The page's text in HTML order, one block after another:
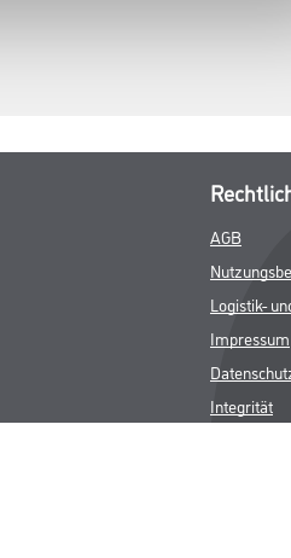
AGB
Logistik-
Impressum
Integrität